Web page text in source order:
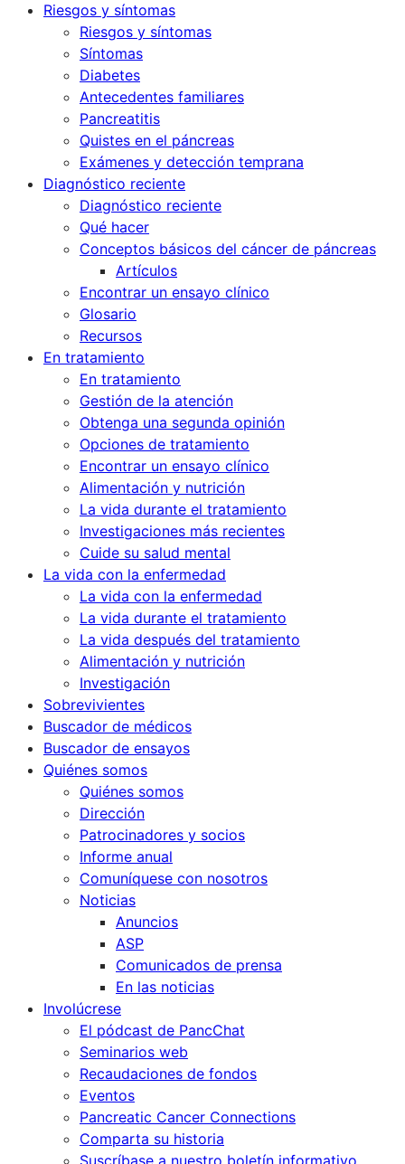
Riesgos y síntomas
Riesgos y síntomas
Síntomas
Diabetes
Antecedentes familiares
Pancreatitis
Quistes en el páncreas
Exámenes y detección temprana
Diagnóstico reciente
Diagnóstico reciente
Qué hacer
Conceptos básicos del cáncer de páncreas
Artículos
Encontrar un ensayo clínico
Glosario
Recursos
En tratamiento
En tratamiento
Gestión de la atención
Obtenga una segunda opinión
Opciones de tratamiento
Encontrar un ensayo clínico
Alimentación y nutrición
La vida durante el tratamiento
Investigaciones más recientes
Cuide su salud mental
La vida con la enfermedad
La vida con la enfermedad
La vida durante el tratamiento
La vida después del tratamiento
Alimentación y nutrición
Investigación
Sobrevivientes
Buscador de médicos
Buscador de ensayos
Quiénes somos
Quiénes somos
Dirección
Patrocinadores y socios
Informe anual
Comuníquese con nosotros
Noticias
Anuncios
ASP
Comunicados de prensa
En las noticias
Involúcrese
El pódcast de PancChat
Seminarios web
Recaudaciones de fondos
Eventos
Pancreatic Cancer Connections
Comparta su historia